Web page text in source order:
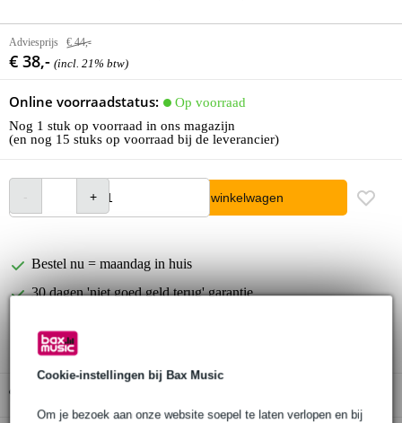
Cookie-instellingen bij Bax Music
Om je bezoek aan onze website soepel te laten verlopen en bij
Adviesprijs € 44,-
€ 38,- (incl. 21% btw)
Online voorraadstatus:
Op voorraad
Nog 1 stuk op voorraad in ons magazijn
(en nog 15 stuks op voorraad bij de leverancier)
In winkelwagen
Bestel nu = maandag in huis
30 dagen 'niet goed geld terug' garantie